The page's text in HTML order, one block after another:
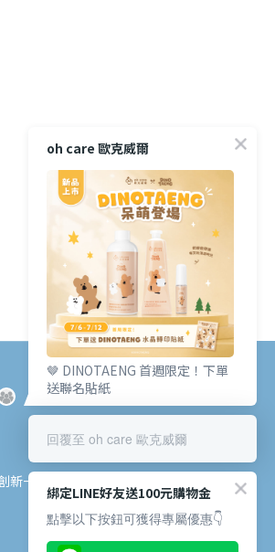
一路6號
oh care 歐克威爾
🤎 DINOTAENG 首週限定！下單
送聯名貼紙
回覆至 oh care 歐克威爾
綁定LINE好友送100元購物金
點擊以下按鈕可獲得專屬優惠👇